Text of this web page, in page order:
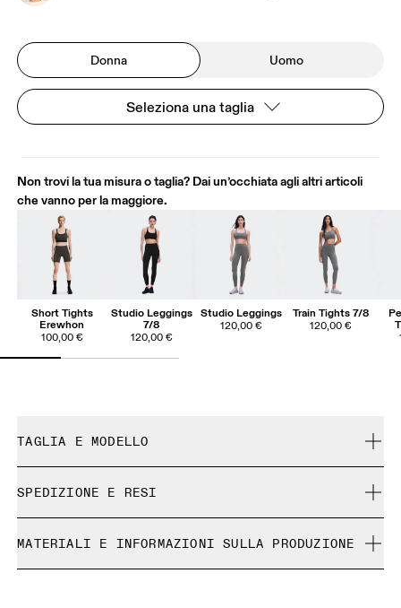
Donna Uomo
Seleziona una taglia
Non trovi la tua misura o taglia? Dai un’occhiata agli altri articoli
che vanno per la maggiore.
Short Tights
Erewhon
100,00 €
Studio Leggings
7/8
120,00 €
Studio Leggings
120,00 €
Train Tights 7/8
120,00 €
TAGLIA E MODELLO
Athena è alta 180 cm e indossa una taglia S.
SPEDIZIONE E RESI
Reso gratuito esteso a 30 giorni
I prodotti e le colorazioni in edizione limitata e gli articoli
MATERIALI E INFORMAZIONI SULLA PRODUZIONE